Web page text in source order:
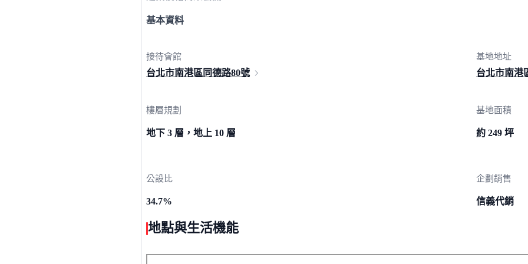
基本資料
接待會館
台北市南港區同德路80號
基地地址
台北市南港
樓層規劃
地下 3 層，地上 10 層
基地面積
約 249 坪
公設比
34.7%
企劃銷售
信義代銷
地點與生活機能